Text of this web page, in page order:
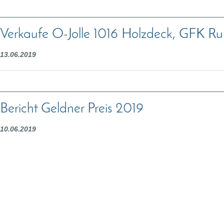
Verkaufe O-Jolle 1016 Holzdeck, GFK
13.06.2019
Bericht Geldner Preis 2019
10.06.2019